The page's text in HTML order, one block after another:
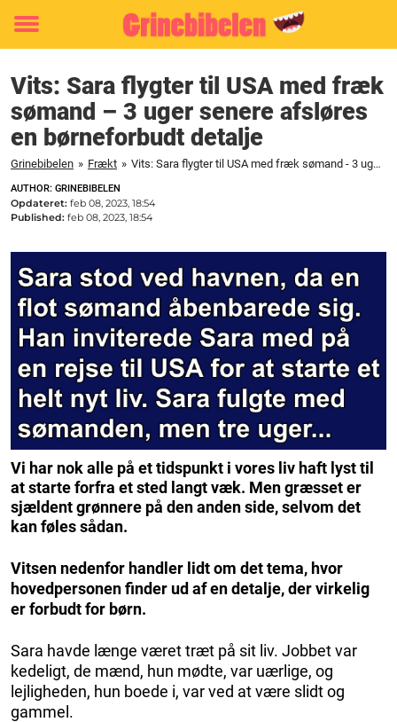
Toggle
Vits: Sara flygter til USA med fræk
sømand – 3 uger senere afsløres
en børneforbudt detalje
Grinebibelen » Frækt » Vits: Sara flygter til USA med fræk sømand - 3 uger senere afsløres en børneforbudt detalje
AUTHOR: GRINEBIBELEN
Opdateret: feb 08, 2023, 18:54
Published: feb 08, 2023, 18:54
Vi har nok alle på et tidspunkt i vores liv haft lyst til
at starte forfra et sted langt væk. Men græsset er
sjældent grønnere på den anden side, selvom det
kan føles sådan.
Vitsen nedenfor handler lidt om det tema, hvor
hovedpersonen finder ud af en detalje, der virkelig
er forbudt for børn.
Sara havde længe været træt på sit liv. Jobbet var
kedeligt, de mænd, hun mødte, var uærlige, og
lejligheden, hun boede i, var ved at være slidt og
gammel.